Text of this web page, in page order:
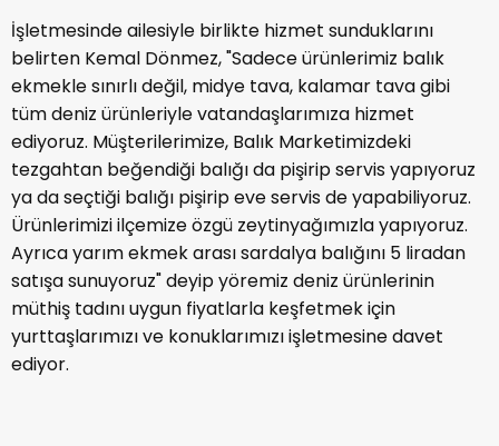
İşletmesinde ailesiyle birlikte hizmet sunduklarını
belirten Kemal Dönmez, "Sadece ürünlerimiz balık
ekmekle sınırlı değil, midye tava, kalamar tava gibi
tüm deniz ürünleriyle vatandaşlarımıza hizmet
ediyoruz. Müşterilerimize, Balık Marketimizdeki
tezgahtan beğendiği balığı da pişirip servis yapıyoruz
ya da seçtiği balığı pişirip eve servis de yapabiliyoruz.
Ürünlerimizi ilçemize özgü zeytinyağımızla yapıyoruz.
Ayrıca yarım ekmek arası sardalya balığını 5 liradan
satışa sunuyoruz" deyip yöremiz deniz ürünlerinin
müthiş tadını uygun fiyatlarla keşfetmek için
yurttaşlarımızı ve konuklarımızı işletmesine davet
ediyor.